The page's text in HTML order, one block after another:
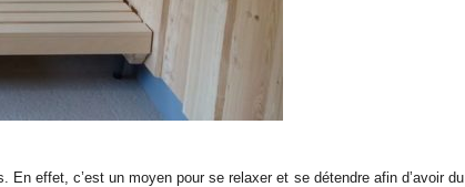
effet, c’est un moyen pour se relaxer et se détendre afin d’avoir du